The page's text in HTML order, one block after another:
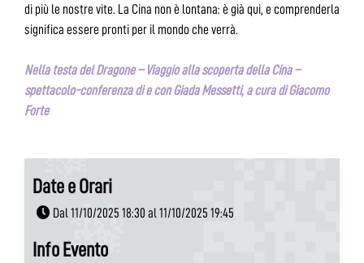
di più le nostre vite. La Cina non è lontana: è già qui, e comprenderla
significa essere pronti per il mondo che verrà.
Nella testa del Dragone – Viaggio alla scoperta della Cina –
spettacolo-conferenza di e con Giada Messetti, a cura di Giacomo
Forte
Date e Orari
Dal 11/10/2025 18:30 al 11/10/2025 19:45
Info Evento